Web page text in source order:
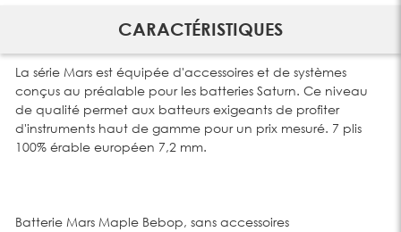
CARACTÉRISTIQUES
La série Mars est équipée d'accessoires et de systèmes
conçus au préalable pour les batteries Saturn. Ce niveau
de qualité permet aux batteurs exigeants de profiter
d'instruments haut de gamme pour un prix mesuré. 7 plis
100% érable européen 7,2 mm.
Batterie Mars Maple Bebop, sans accessoires